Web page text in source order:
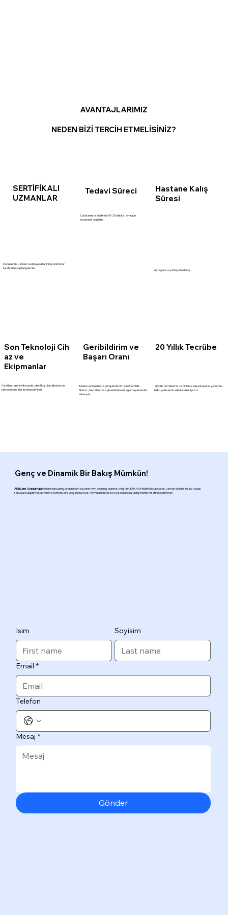
AVANTAJLARIMIZ
NEDEN BİZİ TERCİH ETMELİSİNİZ?
SERTİFİKALI
UZMANLAR
Konusunda uzman ve dünyaca tanınmış doktorlar
tarafından yapılan işlemler
Tedavi Süreci
Lokal anestezi altında 15-20 dakika , aynı gün
muayene ve işlem
Hastane Kalış
Süresi
Aynı gün sosyal hayata dönüş
Son Teknoloji Cih
az ve
Ekipmanlar
Özel hastane konforunda , steril koşullar altında son
teknoloji cihazlar ile tedavi imkanı
Geribildirim ve
Başarı Oranı
Tedavi sonrası hasta görüşleri bizim için önemlidir.
Ekimiz , hastalarımıza güvenli tedavi sağlamaya kendini
adamıştır
20 Yıllık Tecrübe
20 yıllık tecrübemiz ve binlerce başarılı operasyonumuz
ile bu yolda emin adımlarla ilerliyoruz.
Isim Soyisim
Email *
Telefon
Mesaj *
Gönder
Genç ve Dinamik Bir Bakış Mümkün!
Akıllı Lens Uygulamasıile hem daha genç bir görünüm kazanın hem de görüş alanınızı iyileştirin. EMKAN Health Group olarak, uzman ekibimizle sizi doğal
sonuçlara ulaştırıyor, güvenli ve konforlu bir süreç sunuyoruz. Formu doldurun, size özel ücretsiz danışmanlık fırsatını kaçırmayın!